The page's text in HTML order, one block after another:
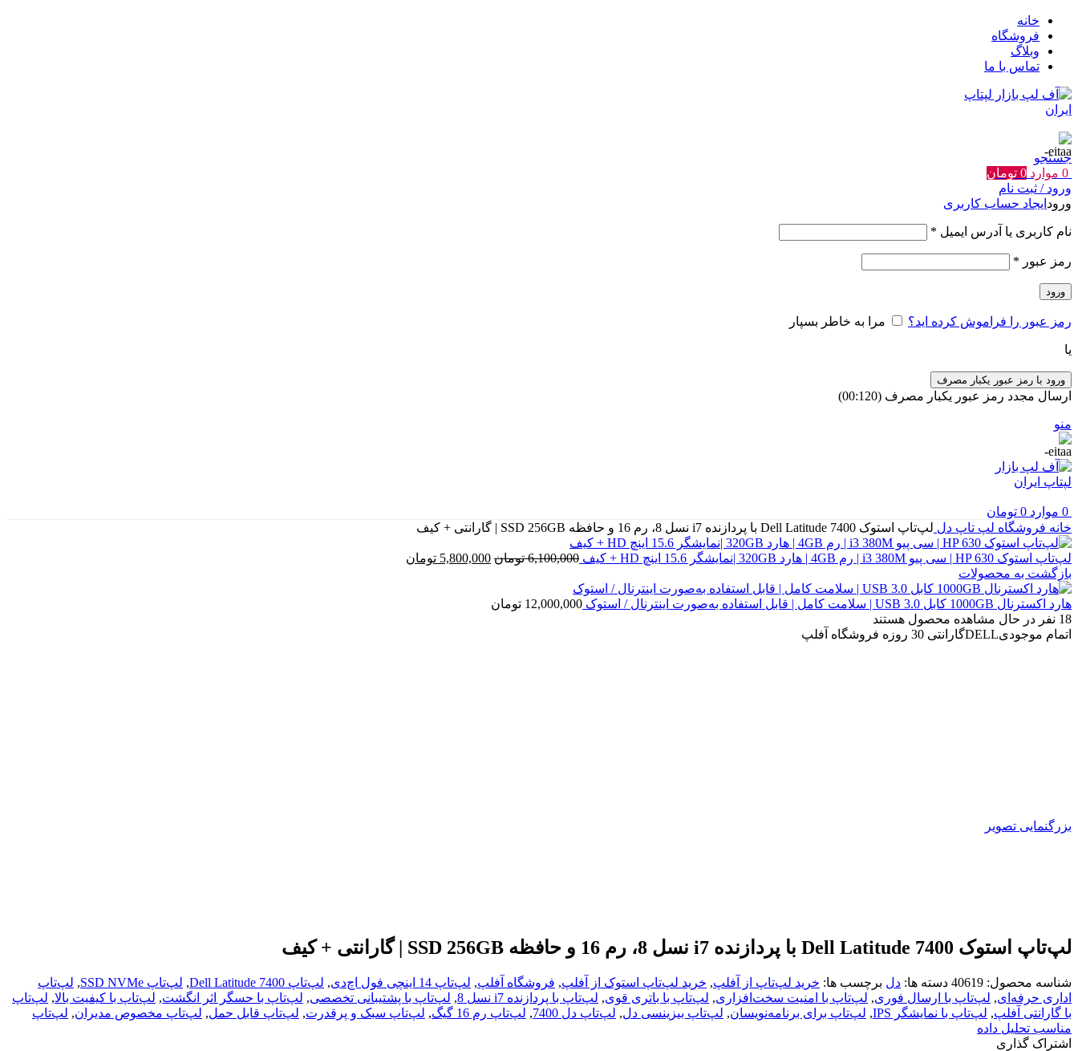
خانه
فروشگاه
وبلاگ
تماس با ما
جستجو
0 موارد 0 تومان
ورود / ثبت نام
ورود ایجاد حساب کاربری
نام کاربری یا آدرس ایمیل *
رمز عبور *
ورود
رمز عبور را فراموش کرده اید؟ مرا به خاطر بسپار
یا
ورود با رمز عبور یکبار مصرف
ارسال مجدد رمز عبور یکبار مصرف (00:
120
)
منو
0 موارد 0 تومان
خانه فروشگاه لپ تاپ دل لپ‌تاپ استوک Dell Latitude 7400 با پردازنده i7 نسل 8، رم 16 و حافظه SSD 256GB | گارانتی + کیف
لپ‌تاپ استوک HP 630 | سی پیو i3 380M | رم 4GB | هارد 320GB |نمایشگر 15.6 اینچ HD + کیف 6,100,000 تومان قیمت
5,800,000 تومان
بازگشت به محصولات
هارد اکسترنال 1000GB کابل USB 3.0 | سلامت کامل | قابل استفاده به‌صورت اینترنال / استوک 12,000,000 تومان
18 نفر در حال مشاهده محصول هستند
اتمام موجودیDELLگارانتی 30 روزه فروشگاه آفلپ
بزرگنمایی تصویر
لپ‌تاپ استوک Dell Latitude 7400 با پردازنده i7 نسل 8، رم 16 و حافظه SSD 256GB | گارانتی + کیف
شناسه محصول: 40619 دسته ها: دل برچسب ها: خرید لپ‌تاپ از آفلپ, خرید لپ‌تاپ استوک از آفلپ, فروشگاه آفلپ, لپ‌تاپ 14 اینچی فول اچ‌دی , لپ‌تاپ Dell Latitude 7400 , لپ‌تاپ SSD NVMe , لپ‌تاپ
اداری حرفه‌ای, لپ‌تاپ با ارسال فوری, لپ‌تاپ با امنیت سخت‌افزاری, لپ‌تاپ با باتری قوی, لپ‌تاپ با پردازنده i7 نسل 8 , لپ‌تاپ با پشتیبانی تخصصی, لپ‌تاپ با حسگر اثر انگشت, لپ‌تاپ با کیفیت بالا, لپ‌تاپ
با گارانتی آفلپ, لپ‌تاپ با نمایشگر IPS , لپ‌تاپ برای برنامه‌نویسان, لپ‌تاپ بیزینسی دل, لپ‌تاپ دل 7400 , لپ‌تاپ رم 16 گیگ , لپ‌تاپ سبک و پرقدرت, لپ‌تاپ قابل حمل, لپ‌تاپ مخصوص مدیران, لپ‌تاپ
مناسب تحلیل داده
اشتراک گذاری